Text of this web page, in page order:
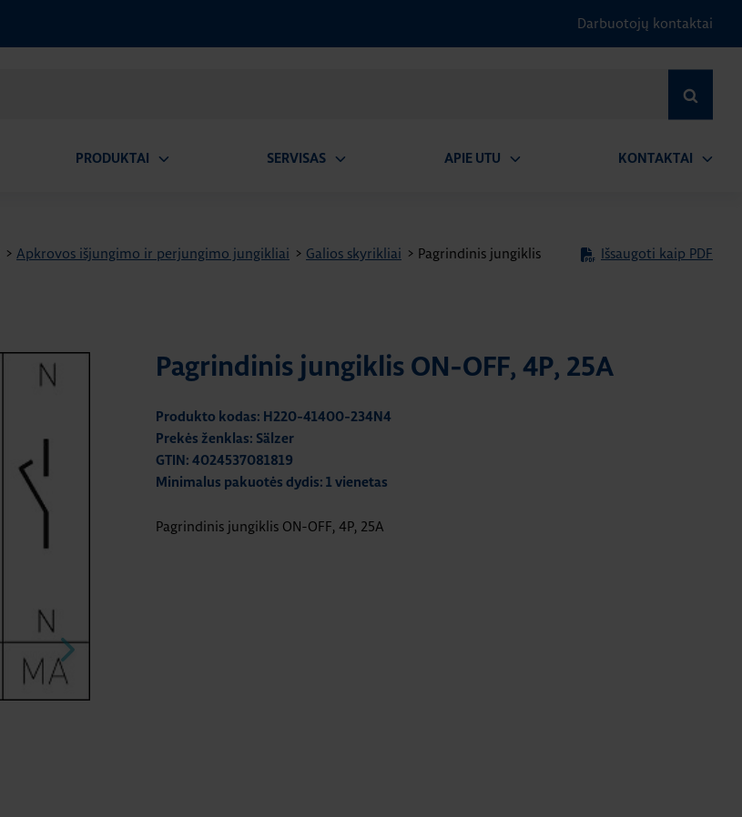
Darbuotojų kontaktai
PRODUKTAI SERVISAS APIE UTU KONTAKTAI
> Apkrovos išjungimo ir perjungimo jungikliai > Galios skyrikliai > Pagrindinis jungiklis
Išsaugoti kaip PDF
Pagrindinis jungiklis ON-OFF, 4P, 25A
Produkto kodas: H220-41400-234N4
Prekės ženklas: Sälzer
GTIN: 4024537081819
Minimalus pakuotės dydis: 1 vienetas
Pagrindinis jungiklis ON-OFF, 4P, 25A